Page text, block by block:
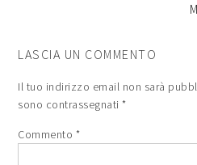
LASCIA UN COMMENTO
Il tuo indirizzo email non sarà
sono contrassegnati*
Commento *